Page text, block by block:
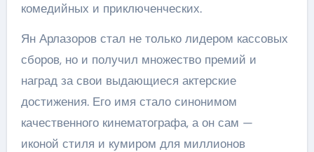
комедийных и приключенческих.
Ян Арлазоров стал не только лидером кассовых
сборов, но и получил множество премий и
наград за свои выдающиеся актерские
достижения. Его имя стало синонимом
качественного кинематографа, а он сам —
иконой стиля и кумиром для миллионов